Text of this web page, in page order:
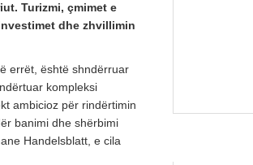
Turizmi, çmimet e
dhe zhvillimin
errët, është shndërruar
kompleksi
ambicioz për rindërtimin
banimi dhe shërbimi
Handelsblatt, e cila